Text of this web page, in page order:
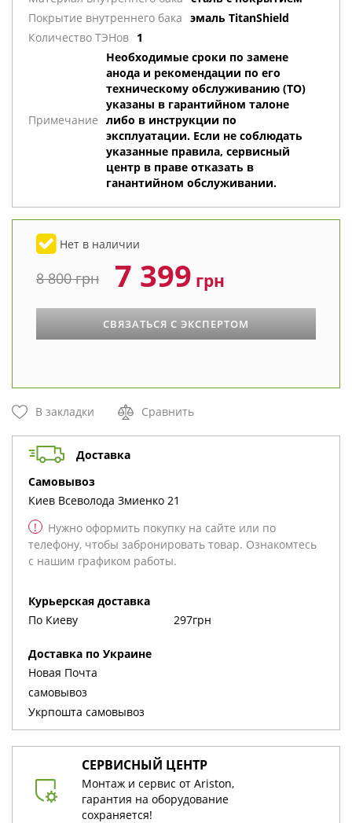
Покрытие внутреннего бака эмаль TitanShield
Количество ТЭНов 1
Примечание
Необходимые сроки по замене
анода и рекомендации по его
техническому обслуживанию (ТО)
указаны в гарантийном талоне
либо в инструкции по
эксплуатации. Если не соблюдать
указанные правила, сервисный
центр в праве отказать в
ганантийном обслуживании.
Нет в наличии
8 800грн 7 399 грн
СВЯЗАТЬСЯ С ЭКСПЕРТОМ
В закладки Сравнить
Доставка
cамовывоз
Киев Всеволода Змиенко 21
!
Нужно оформить покупку на сайте или по
телефону, чтобы забронировать товар. Ознакомтесь
с нашим графиком работы.
Курьерская доставка
По Киеву
297грн
Доставка по Украине
Новая Почта
cамовывоз
Укрпошта cамовывоз
СЕРВИСНЫЙ ЦЕНТР
Монтаж и сервис от Ariston,
гарантия на оборудование
сохраняется!